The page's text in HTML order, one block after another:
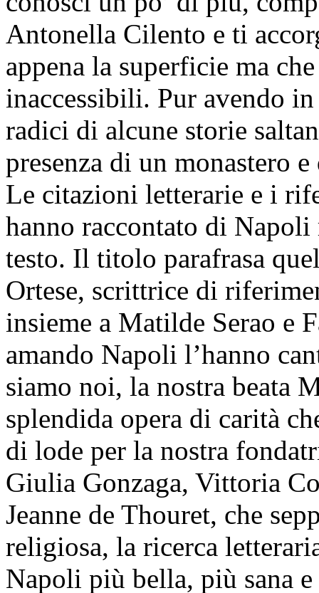
Antonella Cilento e ti
appena la superficie ma
inaccessibili. Pur avendo
radici di alcune storie
presenza di un monastero
Le citazioni letterarie e i
hanno raccontato di
testo. Il titolo parafrasa
Ortese, scrittrice di
insieme a Matilde Serao e
amando Napoli l’hanno
siamo noi, la nostra beata
splendida opera di carità
di lode per la nostra
Giulia Gonzaga, Vittoria
Jeanne de Thouret, che
religiosa, la ricerca
Napoli più bella, più sana